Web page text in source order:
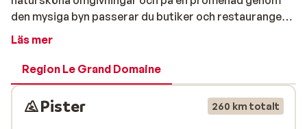
den mysiga byn passerar du butiker och restauranger
byggda i de traditionella materialen trä och sten.
Aktiviteter i och utanför pisten
Av Grand Domaines totalt 150 pister ligger 55 av dessa i
Valmorel och de 38 liftarna gör att du smidigt kan ta
Läs mer
Region Le Grand Domaine
Pister 260 km totalt